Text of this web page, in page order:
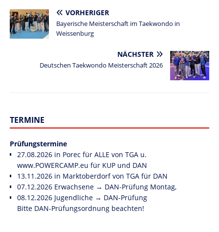
VORHERIGER
Bayerische Meisterschaft im Taekwondo in
Weissenburg
NÄCHSTER
Deutschen Taekwondo Meisterschaft 2026
TERMINE
Prüfungstermine
27.08.2026 in Porec für ALLE von TGA u.
www.POWERCAMP.eu für KUP und DAN
13.11.2026 in Marktoberdorf von TGA für DAN
07.12.2026 Erwachsene → DAN-Prüfung Montag,
08.12.2026 Jugendliche → DAN-Prüfung
Bitte DAN-Prüfungsordnung beachten!